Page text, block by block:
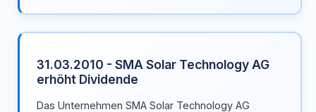
31.03.2010 - SMA Solar Technology AG
erhöht Dividende
Das Unternehmen SMA Solar Technology AG